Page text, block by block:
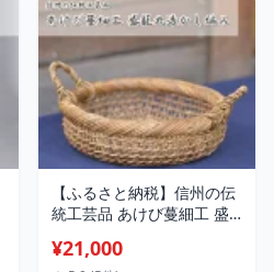
【ふるさと納税】信州の伝
統工芸品 あけび蔓細工 盛
統工芸 伝統技術 ファッシ
¥21,000